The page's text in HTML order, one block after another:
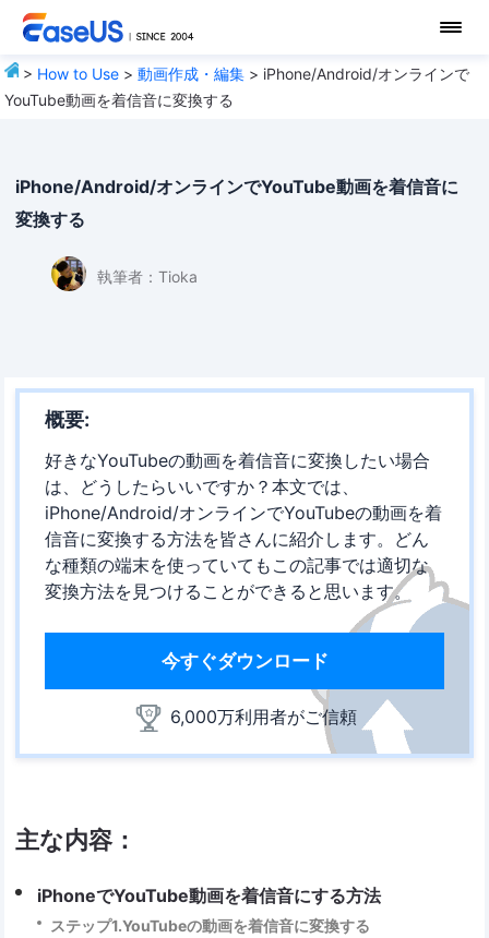
> How to Use >動画作成・編集 > iPhone/Android/オンラインで
YouTube動画を着信音に変換する
iPhone/Android/オンラインでYouTube動画を着信音に
変換する
執筆者： Tioka
概要:
好きなYouTubeの動画を着信音に変換したい場合
は、どうしたらいいですか？本文では、
iPhone/Android/オンラインでYouTubeの動画を着
信音に変換する方法を皆さんに紹介します。どん
な種類の端末を使っていてもこの記事では適切な
変換方法を見つけることができると思います。
今すぐダウンロード
6,000万利用者がご信頼
主な内容：
iPhoneでYouTube動画を着信音にする方法
ステップ1.YouTubeの動画を着信音に変換する